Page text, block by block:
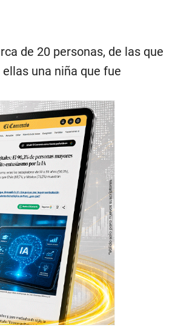
de 20 personas, de las que
una niña que fue